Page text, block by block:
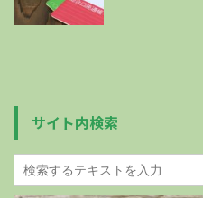
サイト内検索